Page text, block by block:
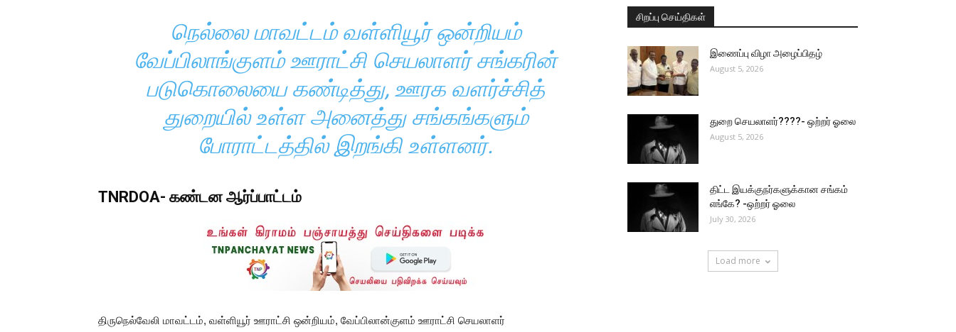
நெல்லை மாவட்டம் வள்ளியூர் ஒன்றியம்
வேப்பிலாங்குளம் ஊராட்சி செயலாளர் சங்கரின்
படுகொலையை கண்டித்து, ஊரக வளர்ச்சித்
துறையில் உள்ள அனைத்து சங்கங்களும்
போராட்டத்தில் இறங்கி உள்ளனர்.
TNRDOA- கண்டன ஆர்ப்பாட்டம்
திருநெல்வேலி மாவட்டம், வள்ளியூர் ஊராட்சி ஒன்றியம், வேப்பிலான்குளம் ஊராட்சி செயலாளர்
சிறப்பு செய்திகள்
இணைப்பு விழா அழைப்பிதழ்
August 5, 2026
துறை செயலாளர்????- ஒற்றர் ஓலை
August 5, 2026
திட்ட இயக்குநர்களுக்கான சங்கம்
எங்கே? -ஒற்றர் ஓலை
July 30, 2026
Load more